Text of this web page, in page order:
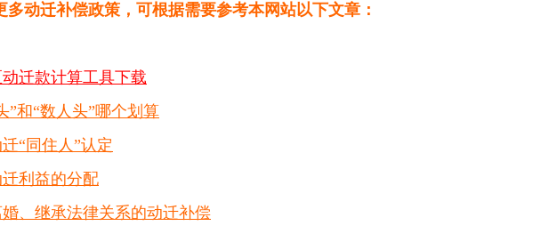
多动迁补偿政策，可根据需要参考本网站以下文章：
迁款计算工具下载
”和“数人头”哪个划算
“同住人”认定
利益的分配
、继承法律关系的动迁补偿